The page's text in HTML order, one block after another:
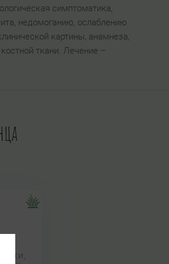
симптоматика,
недомоганию, ослаблению
картины, анамнеза,
ткани. Лечение –